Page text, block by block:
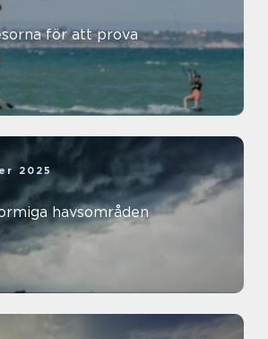
för att prova
2025
havsområden